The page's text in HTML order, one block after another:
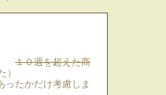
１０週を超えた商
）
ったかだけ考慮しま